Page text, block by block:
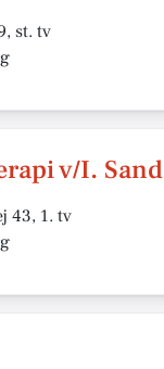
st. tv
v/I. Sand
43, 1. tv